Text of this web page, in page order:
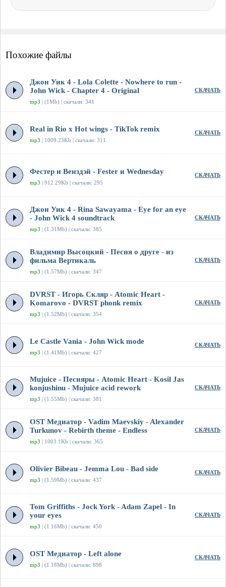
Похожие файлы
Джон Уик 4 - Lola Colette - Nowhere to run -
John Wick - Chapter 4 - Original
mp3 | (1Mb) | скачали: 341
СКАЧАТЬ
Real in Rio x Hot wings - TikTok remix
mp3 | 1009.23Kb | скачали: 311
СКАЧАТЬ
Фестер и Венздэй - Fester и Wednesday
mp3 | 912.29Kb | скачали: 295
СКАЧАТЬ
Джон Уик 4 - Rina Sawayama - Eye for an eye
- John Wick 4 soundtrack
mp3 | (1.31Mb) | скачали: 385
СКАЧАТЬ
Владимир Высоцкий - Песня о друге - из
фильма Вертикаль
mp3 | (1.57Mb) | скачали: 347
СКАЧАТЬ
DVRST - Игорь Скляр - Atomic Heart -
Komarovo - DVRST phonk remix
mp3 | (1.52Mb) | скачали: 354
СКАЧАТЬ
Le Castle Vania - John Wick mode
mp3 | (1.41Mb) | скачали: 427
СКАЧАТЬ
Mujuice - Песняры - Atomic Heart - Kosil Jas
konjushinu - Mujuice acid rework
mp3 | (1.55Mb) | скачали: 381
СКАЧАТЬ
OST Медиатор - Vadim Maevskiy - Alexander
Turkunov - Rebirth theme - Endless
mp3 | 1003.1Kb | скачали: 365
СКАЧАТЬ
Olivier Bibeau - Jemma Lou - Bad side
mp3 | (1.59Mb) | скачали: 437
СКАЧАТЬ
Tom Griffiths - Jock York - Adam Zapel - In
your eyes
mp3 | (1.16Mb) | скачали: 450
СКАЧАТЬ
OST Медиатор - Left alone
mp3 | (1.18Mb) | скачали: 898
СКАЧАТЬ